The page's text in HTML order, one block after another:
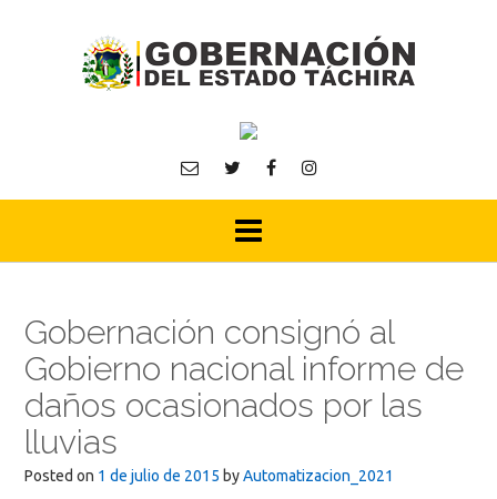
Gobernación consignó al
Gobierno nacional informe de
daños ocasionados por las
lluvias
Posted on 1 de julio de 2015 byAutomatizacion_2021